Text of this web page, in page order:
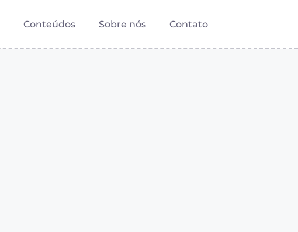
Conteúdos Sobre nós Contato